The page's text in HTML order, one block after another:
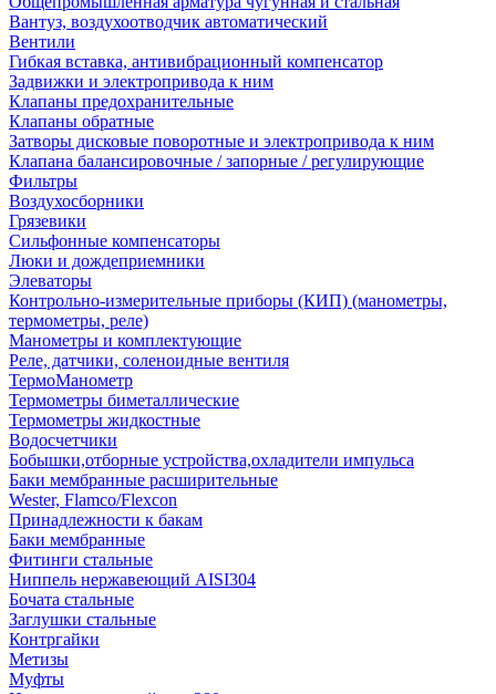
Вантуз, воздухоотводчик автоматический
Вентили
Гибкая вставка, антивибрационный компенсатор
Задвижки и электропривода к ним
Клапаны предохранительные
Клапаны обратные
Затворы дисковые поворотные и электропривода к ним
Клапана балансировочные / запорные / регулирующие
Фильтры
Воздухосборники
Грязевики
Сильфонные компенсаторы
Люки и дождеприемники
Элеваторы
Контрольно-измерительные приборы (КИП) (манометры,
термометры, реле)
Манометры и комплектующие
Реле, датчики, соленоидные вентиля
ТермоМанометр
Термометры биметаллические
Термометры жидкостные
Водосчетчики
Бобышки,отборные устройства,охладители импульса
Баки мембранные расширительные
Wester, Flamco/Flexcon
Принадлежности к бакам
Баки мембранные
Фитинги стальные
Ниппель нержавеющий AISI304
Бочата стальные
Заглушки стальные
Контргайки
Метизы
Муфты